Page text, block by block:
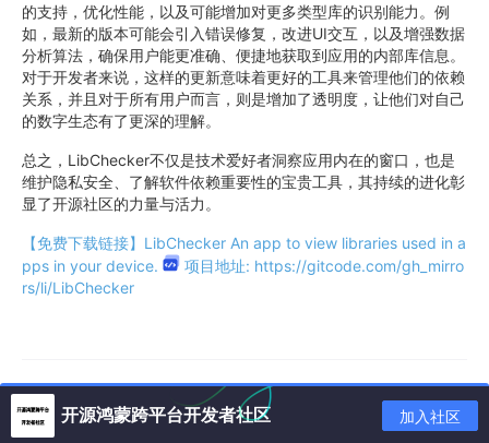
的支持，优化性能，以及可能增加对更多类型库的识别能力。例
如，最新的版本可能会引入错误修复，改进UI交互，以及增强数据
分析算法，确保用户能更准确、便捷地获取到应用的内部库信息。
对于开发者来说，这样的更新意味着更好的工具来管理他们的依赖
关系，并且对于所有用户而言，则是增加了透明度，让他们对自己
的数字生态有了更深的理解。
总之，LibChecker不仅是技术爱好者洞察应用内在的窗口，也是
维护隐私安全、了解软件依赖重要性的宝贵工具，其持续的进化彰
显了开源社区的力量与活力。
【免费下载链接】LibChecker An app to view libraries used in a
pps in your device.
项目地址: https://gitcode.com/gh_mirro
rs/li/LibChecker
开源鸿蒙跨平台开发者社区 加入社区